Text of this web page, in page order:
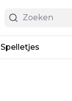
Spelletjes